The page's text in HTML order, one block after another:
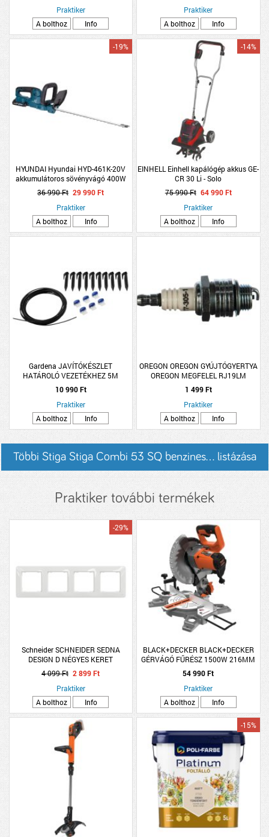
Praktiker
A bolthoz
Info
Praktiker
A bolthoz
Info
HYUNDAI Hyundai HYD-461K-20V
akkumulátoros sövényvágó 400W
46cm
-19%
36 990 Ft 29 990 Ft
Praktiker
A bolthoz
Info
EINHELL Einhell kapálógép akkus GE-
CR 30 Li - Solo
-14%
75 990 Ft 64 990 Ft
Praktiker
A bolthoz
Info
Gardena JAVÍTÓKÉSZLET
HATÁROLÓ VEZETÉKHEZ 5M
VEZETÉK,10 RÖGZ.TÜSKE, 6
CSATLAK.
10 990 Ft
Praktiker
A bolthoz
Info
OREGON OREGON GYÚJTÓGYERTYA
OREGON MEGFELEL RJ19LM
1 499 Ft
Praktiker
A bolthoz
Info
Többi Stiga Stiga Combi 53 SQ benzines... listázása
Praktiker további termékek
Schneider SCHNEIDER SEDNA
DESIGN D NÉGYES KERET
UNIVERZÁLIS FEHÉR
-29%
4 099 Ft 2 899 Ft
Praktiker
A bolthoz
Info
BLACK+DECKER BLACK+DECKER
GÉRVÁGÓ FŰRÉSZ 1500W 216MM
54 990 Ft
Praktiker
A bolthoz
Info
-15%